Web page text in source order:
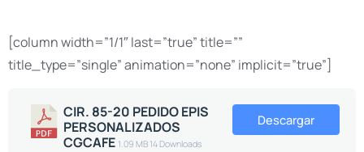
[column width=”1/1″ last=”true” title=””
title_type=”single” animation=”none” implicit=”true”]
CIR. 85-20 PEDIDO EPIS
PERSONALIZADOS
CGCAFE 1.09 MB14 Downloads
Descargar